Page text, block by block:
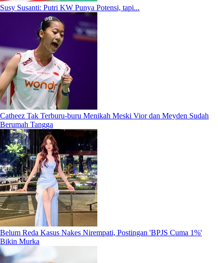
Susy Susanti: Putri KW Punya Potensi, tapi...
Catheez Tak Terburu-buru Menikah Meski Vior dan Meyden Sudah
Berumah Tangga
Belum Reda Kasus Nakes Nirempati, Postingan 'BPJS Cuma 1%'
Bikin Murka